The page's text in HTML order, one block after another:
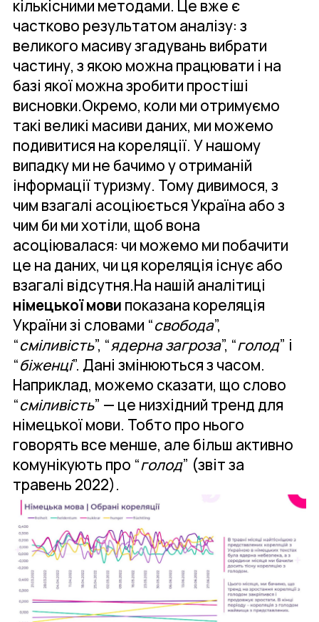
кількісними методами. Це вже є
частково результатом аналізу: з
великого масиву згадувань вибрати
частину, з якою можна працювати і на
базі якої можна зробити простіші
висновки.Окремо, коли ми отримуємо
такі великі масиви даних, ми можемо
подивитися на кореляції. У нашому
випадку ми не бачимо у отриманій
інформації туризму. Тому дивимося, з
чим взагалі асоціюється Україна або з
чим би ми хотіли, щоб вона
асоціювалася: чи можемо ми побачити
це на даних, чи ця кореляція існує або
взагалі відсутня.На нашій аналітиці
німецької мови показана кореляція
України зі словами “свобода”,
“сміливість”, “ядерна загроза”, “голод” і
“біженці”. Дані змінюються з часом.
Наприклад, можемо сказати, що слово
“сміливість” — це низхідний тренд для
німецької мови. Тобто про нього
говорять все менше, але більш активно
комунікують про “голод” (звіт за
травень 2022).